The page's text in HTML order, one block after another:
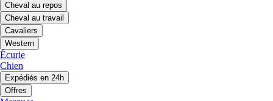
Cheval au repos
Cheval au travail
Cavaliers
Western
Écurie
Chien
Expédiés en 24h
Offres